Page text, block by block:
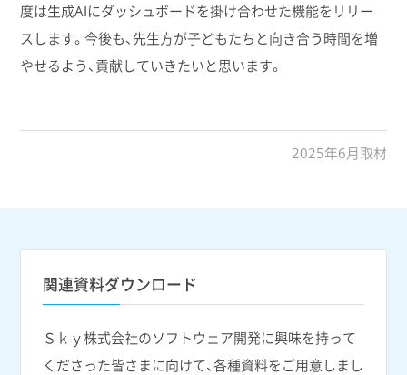
度は生成AIにダッシュボードを掛け合わせた機能をリリー
スします。今後も、先生方が子どもたちと向き合う時間を増
やせるよう、貢献していきたいと思います。
2025年6月取材
関連資料ダウンロード
Ｓｋｙ株式会社のソフトウェア開発に興味を持って
くださった皆さまに向けて、各種資料をご用意しまし